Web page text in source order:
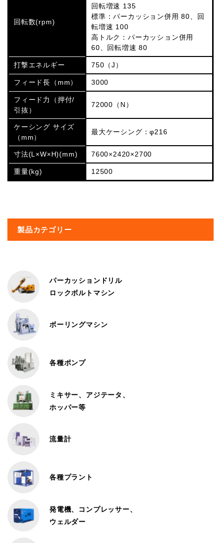
回転数(rpm)
回転増速 135
標準：パーカッション併用 80、回
転増速 100
高トルク：パーカッション併用
60、回転増速 80
打撃エネルギー 750（J）
フィード長（mm） 3000
フィード力（押付/
引抜）
72000（N）
ケーシング サイズ
（mm）
最大ケーシング：φ216
寸法(L×W×H)(mm) 7600×2420×2700
重量(kg) 12500
製品カテゴリー
パーカッションドリル
ロックボルトマシン
ボーリングマシン
各種ポンプ
ミキサー、アジテータ、
ホッパー等
流量計
各種プラント
発電機、コンプレッサー、
ウェルダー